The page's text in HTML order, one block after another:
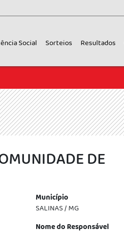
Social Sorteios Resultados
DE
Município
SALINAS / MG
Nome do Responsável